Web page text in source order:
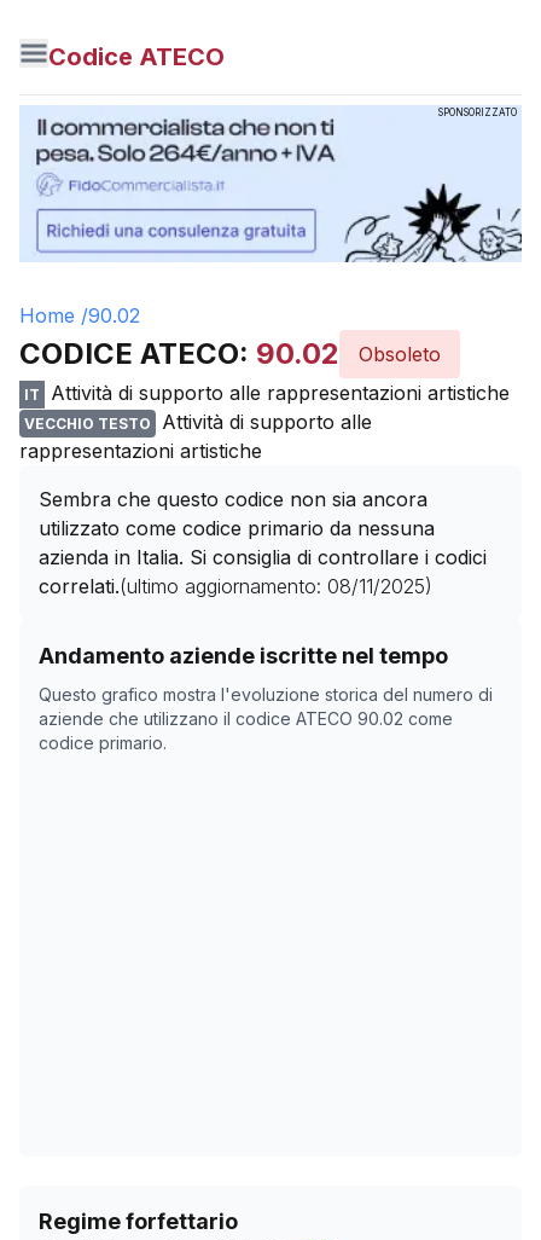
Codice ATECO
SPONSORIZZATO
Home /90.02
CODICE ATECO: 90.02 Obsoleto
IT Attività di supporto alle rappresentazioni artistiche
VECCHIO TESTO
Attività di supporto alle
rappresentazioni artistiche
Sembra che questo codice non sia ancora
utilizzato come codice primario da nessuna
azienda in Italia. Si consiglia di controllare i codici
correlati.(ultimo aggiornamento: 08/11/2025)
Andamento aziende iscritte nel tempo
Questo grafico mostra l'evoluzione storica del numero di
aziende che utilizzano il codice ATECO 90.02 come
codice primario.
Storico numero di aziende con codice ATECO
Data rilevazione
31/03/2025
8
15/05/2025
Regime forfettario